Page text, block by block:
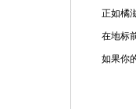
正如橘滋
在地标
如果你的